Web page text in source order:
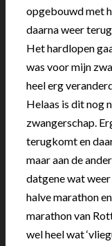
opgebouwd met
daarna weer
Het hardlopen
was voor mijn
heel erg
Helaas is dit nog
zwangerschap.
terugkomt en
maar aan de
datgene wat
halve marathon
marathon van
wel heel wat